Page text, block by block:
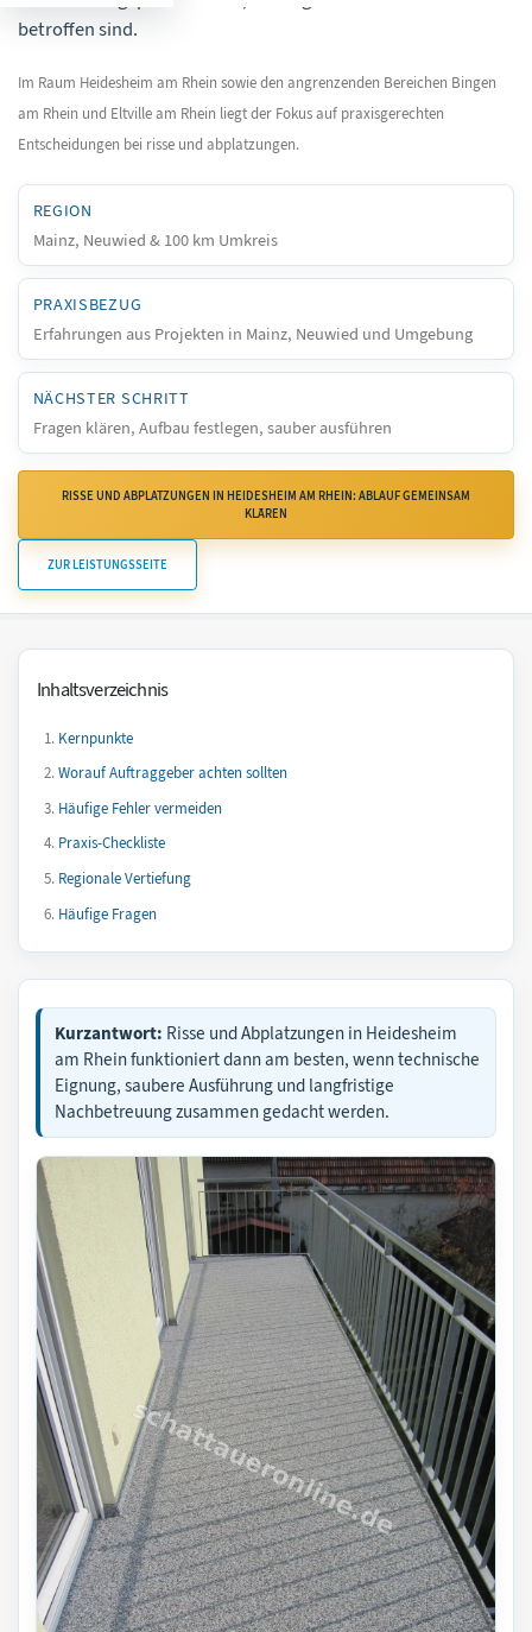
betroffen sind.
Im Raum Heidesheim am Rhein sowie den angrenzenden Bereichen Bingen
am Rhein und Eltville am Rhein liegt der Fokus auf praxisgerechten
Entscheidungen bei risse und abplatzungen.
REGION
Mainz, Neuwied & 100 km Umkreis
PRAXISBEZUG
Erfahrungen aus Projekten in Mainz, Neuwied und Umgebung
NÄCHSTER SCHRITT
Fragen klären, Aufbau festlegen, sauber ausführen
RISSE UND ABPLATZUNGEN IN HEIDESHEIM AM RHEIN: ABLAUF GEMEINSAM
KLÄREN
ZUR LEISTUNGSSEITE
Inhaltsverzeichnis
Kernpunkte
Worauf Auftraggeber achten sollten
Häufige Fehler vermeiden
Praxis-Checkliste
Regionale Vertiefung
Häufige Fragen
Kurzantwort: Risse und Abplatzungen in Heidesheim
am Rhein funktioniert dann am besten, wenn technische
Eignung, saubere Ausführung und langfristige
Nachbetreuung zusammen gedacht werden.